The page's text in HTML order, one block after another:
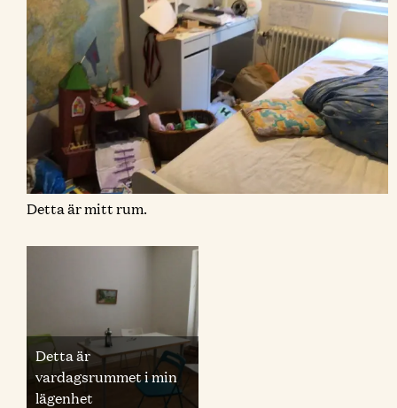
Detta är mitt rum.
Detta är
vardagsrummet i min
lägenhet